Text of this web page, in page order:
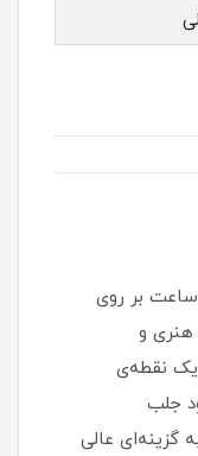
بر روی
هنری و
یک نقطه‌ی
جلب
گزینه‌ای عالی